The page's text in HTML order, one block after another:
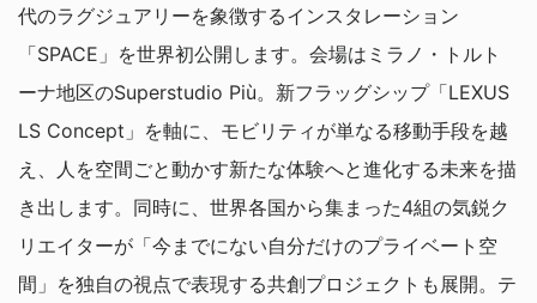
代のラグジュアリーを象徴するインスタレーション
「SPACE」を世界初公開します。会場はミラノ・トルト
ーナ地区のSuperstudio Più。新フラッグシップ「LEXUS
LS Concept」を軸に、モビリティが単なる移動手段を越
え、人を空間ごと動かす新たな体験へと進化する未来を描
き出します。同時に、世界各国から集まった4組の気鋭ク
リエイターが「今までにない自分だけのプライベート空
間」を独自の視点で表現する共創プロジェクトも展開。テ